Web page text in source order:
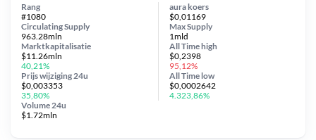
aura koers
$0,01169
Circulating Supply
963.28mln
Prijs wijziging 24u
$0,003353
35,80%
Max Supply
1mld
Marktkapitalisatie
$11.26mln
40,21%
Volume 24u
$1.72mln
Rang
#1080
All Timehigh
$0,2398
95,12%
All Time low
$0,0002642
4.323,86%